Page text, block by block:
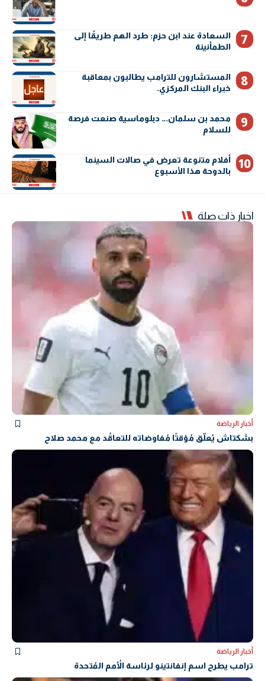
السعادة عند ابن حزم: طرد الهم طريقًا إلى
الطمأنينة
المستشارون للترامب يطالبون بمعاقبة
خبراء البنك المركزي.
محمد بن سلمان… دبلوماسية صنعت فرصة
للسلام
أفلام متنوعة تعرض في صالات السينما
بالدوحة هذا الأسبوع
اخبار ذات صلة
أخبار الرياضة
بشكتاش يُعلّق مُؤقتًا مُفاوضاته للتعاقُد مع محمد صلاح
أخبار الرياضة
ترامب يطرح اسم إنفانتينو لرئاسة الأُمم المُتحدة